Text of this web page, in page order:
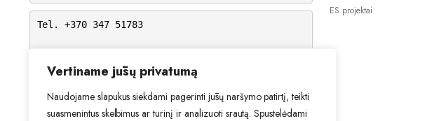
Vertiname jūsų privatumą
Naudojame slapukus siekdami pagerinti jūsų naršymo patirtį, teikti
suasmenintus skelbimus ar turinį ir analizuoti srautą. Spustelėdami
Tel. +370 347 51783
VI: 9.00 – 15.00
VII: Nedirbame
ES projektai